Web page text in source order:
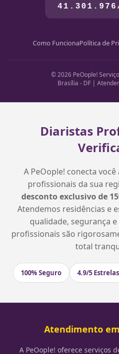
Como FuncionaPolítica de
© 2026 PeOople!
Brasília - DF |
Diaristas
A PeOople! conecta
profissionais da sua
desconto exclusivo de
Atendemos residências e
qualidade, segurança
profissionais são
total
100% Seguro 4.9/5 Estrelas
Atendimento
A PeOople! oferece serviços